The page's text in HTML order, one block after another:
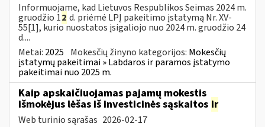
Informuojame, kad Lietuvos Respublikos Seimas 2024 m.
gruodžio 12 d. priėmė LPĮ pakeitimo įstatymą Nr. XV-
55[1], kurio nuostatos įsigaliojo nuo 2024 m. gruodžio 24
d....
Metai: 2025 Mokesčių žinyno kategorijos: Mokesčių
įstatymų pakeitimai » Labdaros ir paramos įstatymo
pakeitimai nuo 2025 m.
Kaip apskaičiuojamas pajamų mokestis
išmokėjus lėšas iš investicinės sąskaitos ir
Web turinio sąrašas 2026-02-17